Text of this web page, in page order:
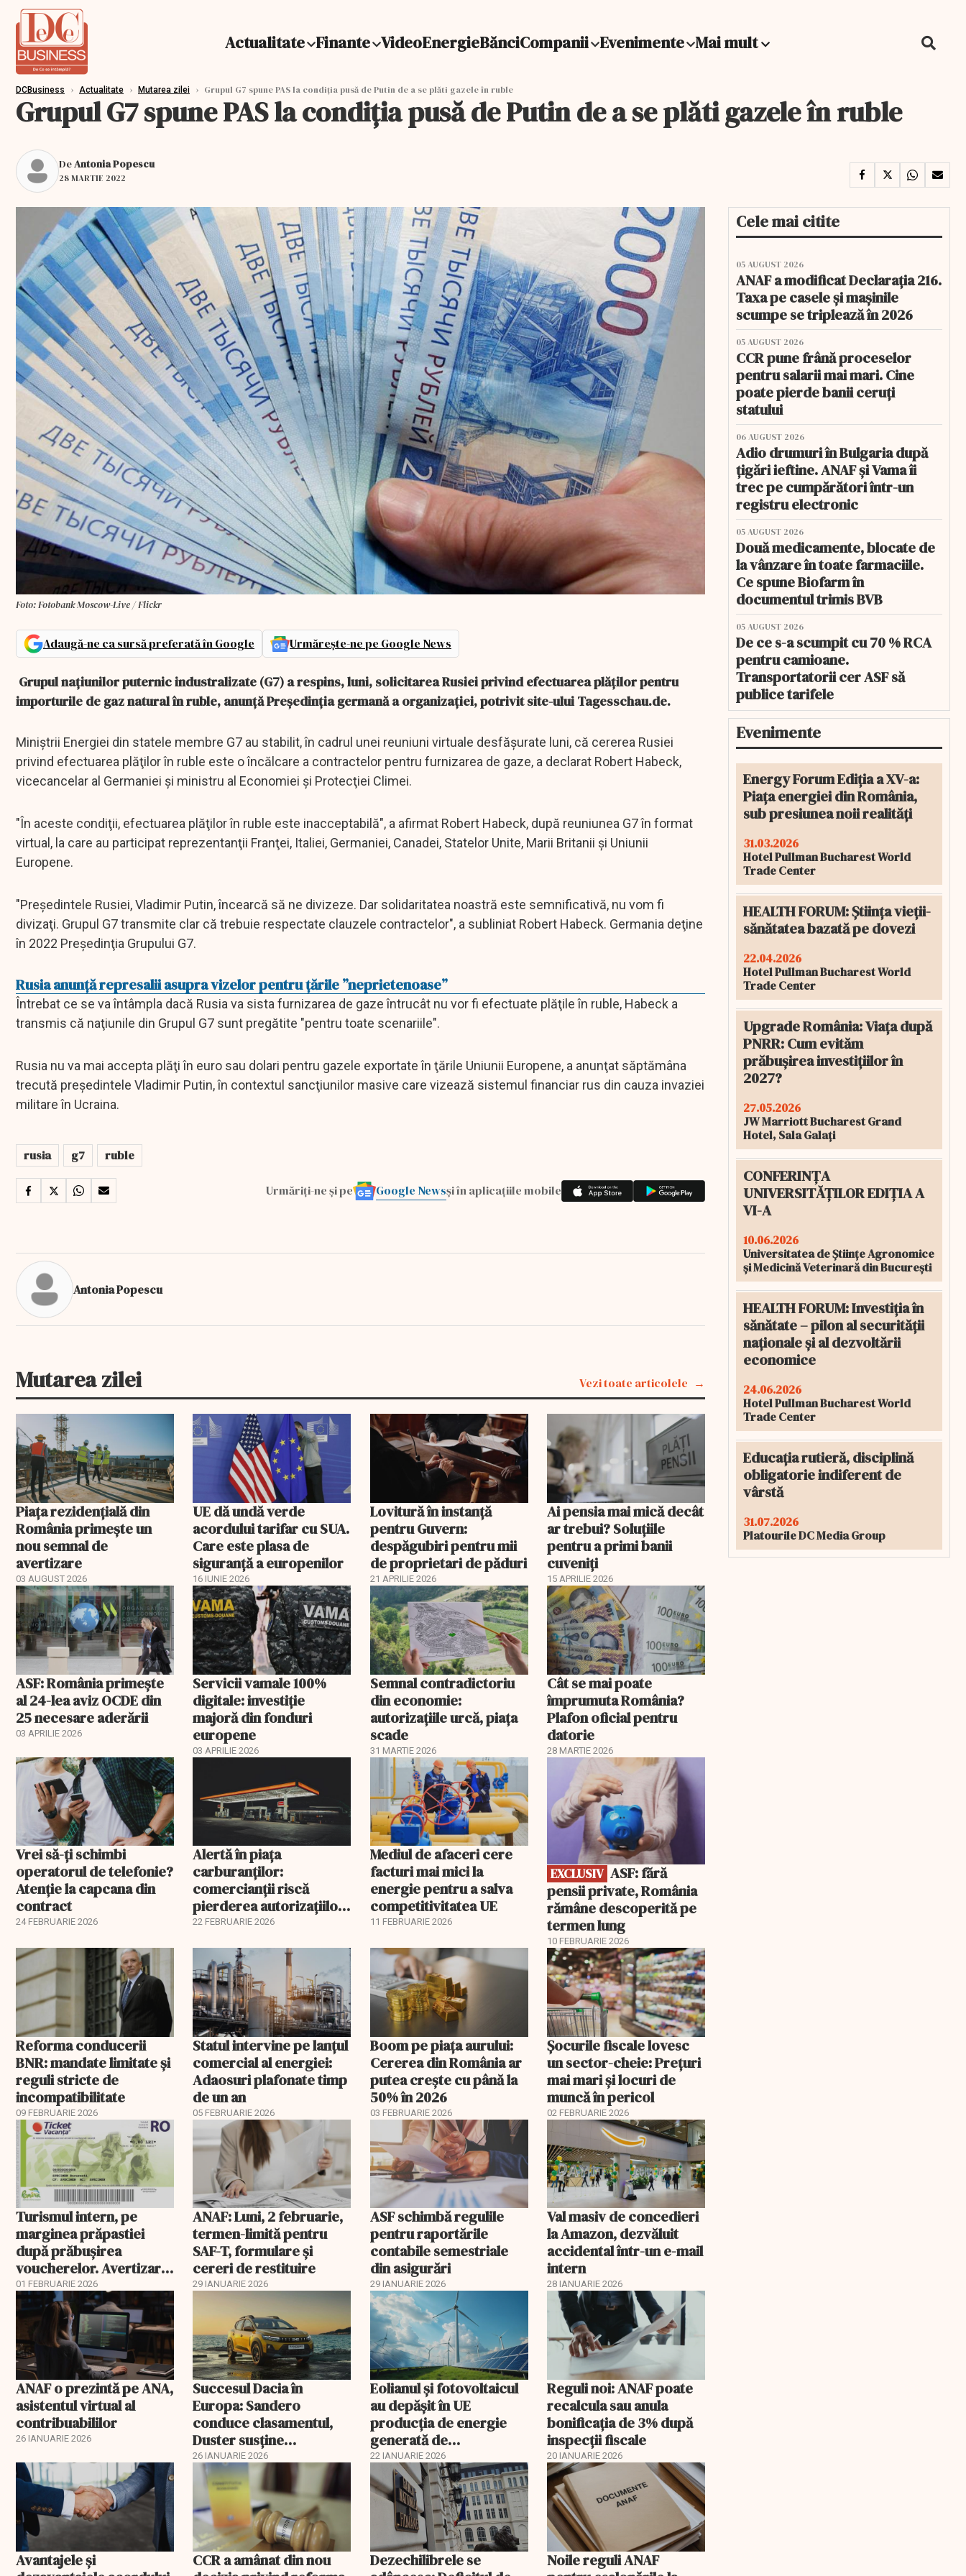
Actualitate Finante VideoEnergieBănciCompanii Evenimente Mai mult
DCBusiness › Actualitate › Mutarea zilei › Grupul G7 spune PAS la condiţia pusă de Putin de a se plăti gazele în ruble
Grupul G7 spune PAS la condiţia pusă de Putin de a se plăti gazele în ruble
DeAntonia Popescu
28 MARTIE 2022
Foto: Fotobank Moscow-Live / Flickr
Adaugă-ne ca sursă preferată în Google Urmărește-ne pe Google News
Grupul naţiunilor puternic industralizate (G7) a respins, luni, solicitarea Rusiei privind efectuarea plăţilor pentru
importurile de gaz natural în ruble, anunţă Preşedinţia germană a organizaţiei, potrivit site-ului Tagesschau.de.
Miniştrii Energiei din statele membre G7 au stabilit, în cadrul unei reuniuni virtuale desfăşurate luni, că cererea Rusiei
privind efectuarea plăţilor în ruble este o încălcare a contractelor pentru furnizarea de gaze, a declarat Robert Habeck,
vicecancelar al Germaniei şi ministru al Economiei şi Protecţiei Climei.
"În aceste condiţii, efectuarea plăţilor în ruble este inacceptabilă", a afirmat Robert Habeck, după reuniunea G7 în format
virtual, la care au participat reprezentanţii Franţei, Italiei, Germaniei, Canadei, Statelor Unite, Marii Britanii şi Uniunii
Europene.
"Preşedintele Rusiei, Vladimir Putin, încearcă să ne divizeze. Dar solidaritatea noastră este semnificativă, nu vom fi
divizaţi. Grupul G7 transmite clar că trebuie respectate clauzele contractelor", a subliniat Robert Habeck. Germania deţine
în 2022 Preşedinţia Grupului G7.
Rusia anunță represalii asupra vizelor pentru țările ”neprietenoase”
Întrebat ce se va întâmpla dacă Rusia va sista furnizarea de gaze întrucât nu vor fi efectuate plăţile în ruble, Habeck a
transmis că naţiunile din Grupul G7 sunt pregătite "pentru toate scenariile".
Rusia nu va mai accepta plăţi în euro sau dolari pentru gazele exportate în ţările Uniunii Europene, a anunţat săptămâna
trecută preşedintele Vladimir Putin, în contextul sancţiunilor masive care vizează sistemul financiar rus din cauza invaziei
militare în Ucraina.
rusia g7 ruble
Urmăriți-ne și pe Google Newsși în aplicațiile mobile
Antonia Popescu
Mutarea zilei Vezi toate articolele
Piața rezidențială din
România primește un
nou semnal de
avertizare
03 AUGUST 2026
UE dă undă verde
acordului tarifar cu SUA.
Care este plasa de
siguranță a europenilor
16 IUNIE 2026
Lovitură în instanță
pentru Guvern:
despăgubiri pentru mii
de proprietari de păduri
21 APRILIE 2026
Ai pensia mai mică decât
ar trebui? Soluţiile
pentru a primi banii
cuveniţi
15 APRILIE 2026
ASF: România primește
al 24-lea aviz OCDE din
25 necesare aderării
03 APRILIE 2026
Servicii vamale 100%
digitale: investiție
majoră din fonduri
europene
03 APRILIE 2026
Semnal contradictoriu
din economie:
autorizațiile urcă, piața
scade
31 MARTIE 2026
Cât se mai poate
împrumuta România?
Plafon oficial pentru
datorie
28 MARTIE 2026
Vrei să-ți schimbi
operatorul de telefonie?
Atenție la capcana din
contract
24 FEBRUARIE 2026
Alertă în piața
carburanților:
comercianții riscă
pierderea autorizațiilor
înainte de 1 martie. Ce
22 FEBRUARIE 2026
Mediul de afaceri cere
facturi mai mici la
energie pentru a salva
competitivitatea UE
11 FEBRUARIE 2026
EXCLUSIV
EXCLUSIV ASF: fără
pensii private, România
rămâne descoperită pe
termen lung
10 FEBRUARIE 2026
Reforma conducerii
BNR: mandate limitate și
reguli stricte de
incompatibilitate
09 FEBRUARIE 2026
Statul intervine pe lanțul
comercial al energiei:
Adaosuri plafonate timp
de un an
05 FEBRUARIE 2026
Boom pe piața aurului:
Cererea din România ar
putea crește cu până la
50% în 2026
03 FEBRUARIE 2026
Șocurile fiscale lovesc
un sector-cheie: Prețuri
mai mari și locuri de
muncă în pericol
02 FEBRUARIE 2026
Turismul intern, pe
marginea prăpastiei
după prăbușirea
voucherelor. Avertizare
ANAT
01 FEBRUARIE 2026
ANAF: Luni, 2 februarie,
termen-limită pentru
SAF-T, formulare și
cereri de restituire
29 IANUARIE 2026
ASF schimbă regulile
pentru raportările
contabile semestriale
din asigurări
29 IANUARIE 2026
Val masiv de concedieri
la Amazon, dezvăluit
accidental într-un e-mail
intern
28 IANUARIE 2026
ANAF o prezintă pe ANA,
asistentul virtual al
contribuabililor
26 IANUARIE 2026
Succesul Dacia în
Europa: Sandero
conduce clasamentul,
Duster susține
producția de la Mioveni
26 IANUARIE 2026
Eolianul și fotovoltaicul
au depășit în UE
producția de energie
generată de
combustibilii fosili
22 IANUARIE 2026
Reguli noi: ANAF poate
recalcula sau anula
bonificația de 3% după
inspecții fiscale
20 IANUARIE 2026
Avantajele şi
CCR a amânat din nou
Dezechilibrele se
Noile reguli ANAF
Cele mai citite
05 AUGUST 2026
ANAF a modificat Declarația 216.
Taxa pe casele și mașinile
scumpe se triplează în 2026
05 AUGUST 2026
CCR pune frână proceselor
pentru salarii mai mari. Cine
poate pierde banii ceruți
statului
06 AUGUST 2026
Adio drumuri în Bulgaria după
țigări ieftine. ANAF și Vama îi
trec pe cumpărători într-un
registru electronic
05 AUGUST 2026
Două medicamente, blocate de
la vânzare în toate farmaciile.
Ce spune Biofarm în
documentul trimis BVB
05 AUGUST 2026
De ce s-a scumpit cu 70 % RCA
pentru camioane.
Transportatorii cer ASF să
publice tarifele
Evenimente
Energy Forum Ediția a XV-a:
Piața energiei din România,
sub presiunea noii realități
31.03.2026
Hotel Pullman Bucharest World
Trade Center
HEALTH FORUM: Știința vieții-
sănătatea bazată pe dovezi
22.04.2026
Hotel Pullman Bucharest World
Trade Center
Upgrade România: Viața după
PNRR: Cum evităm
prăbușirea investițiilor în
2027?
27.05.2026
JW Marriott Bucharest Grand
Hotel, Sala Galați
CONFERINȚA
UNIVERSITĂȚILOR EDIȚIA A
VI-A
10.06.2026
Universitatea de Științe Agronomice
și Medicină Veterinară din București
HEALTH FORUM: Investiția în
sănătate – pilon al securității
naționale și al dezvoltării
economice
24.06.2026
Hotel Pullman Bucharest World
Trade Center
Educația rutieră, disciplină
obligatorie indiferent de
vârstă
31.07.2026
Platourile DC Media Group